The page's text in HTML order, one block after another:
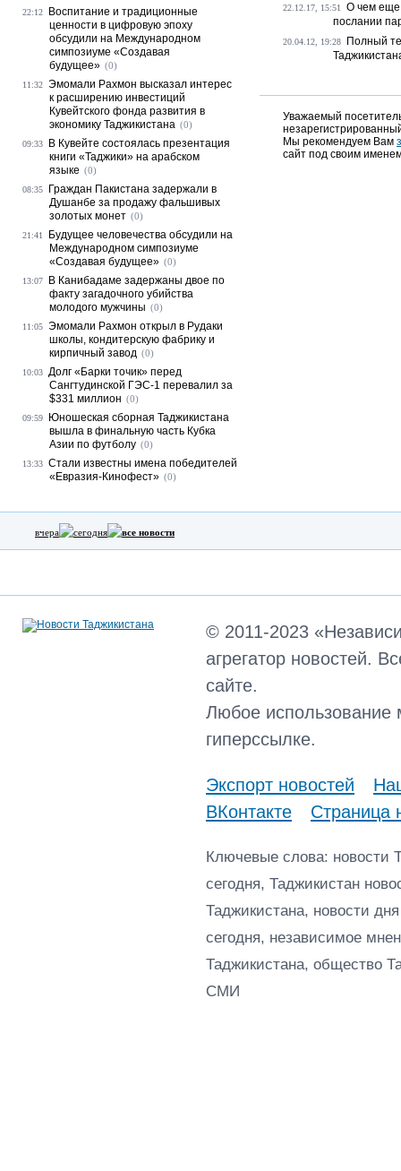
22.12.17, 15:51
О чем еще
послании
20.04.12, 19:28
Полный
Уважаемый
Мы рекомендуем Вам
сайт под своим
22:12
Воспитание и традиционные
ценности в цифровую эпоху
обсудили на Международном
симпозиуме «Создавая
будущее» (0)
11:32 Эмомали Рахмон высказал интерес
к расширению инвестиций
Кувейтского фонда развития в
экономику Таджикистана (0)
09:33
В Кувейте состоялась презентация
книги «Таджики» на арабском
языке (0)
08:35
Граждан Пакистана задержали в
Душанбе за продажу фальшивых
золотых монет (0)
21:41
Будущее человечества обсудили на
Международном симпозиуме
«Создавая будущее» (0)
13:07
В Канибадаме задержаны двое по
факту загадочного убийства
молодого мужчины (0)
11:05 Эмомали Рахмон открыл в Рудаки
школы, кондитерскую фабрику и
кирпичный завод (0)
10:03 Долг «Барки точик» перед
Сангтудинской ГЭС-1 перевалил за
$331 миллион (0)
09:59
Юношеская сборная Таджикистана
вышла в финальную часть Кубка
Азии по футболу (0)
13:33 Стали известны имена победителей
«Евразия-Кинофест» (0)
вчера сегодня все новости
© 2011-2023
агрегатор новостей.
сайте.
Любое использование
гиперссылке.
Экспорт новостей
ВКонтакте
Страница
Ключевые слова: новости
сегодня, Таджикистан
Таджикистана, новости
сегодня, независимое
Таджикистана, общество
СМИ